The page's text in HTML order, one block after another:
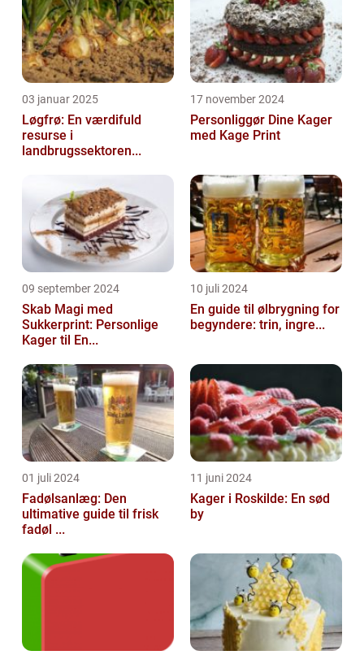
03 januar 2025
Løgfrø: En værdifuld
resurse i
landbrugssektoren...
17 november 2024
Personliggør Dine Kager
med Kage Print
09 september 2024
Skab Magi med
Sukkerprint: Personlige
Kager til En...
10 juli 2024
En guide til ølbrygning for
begyndere: trin, ingre...
01 juli 2024
Fadølsanlæg: Den
ultimative guide til frisk
fadøl ...
11 juni 2024
Kager i Roskilde: En sød
by